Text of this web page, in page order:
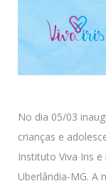
No dia 05/03
crianças e
Instituto Viva Iris
Uberlândia-MG. A